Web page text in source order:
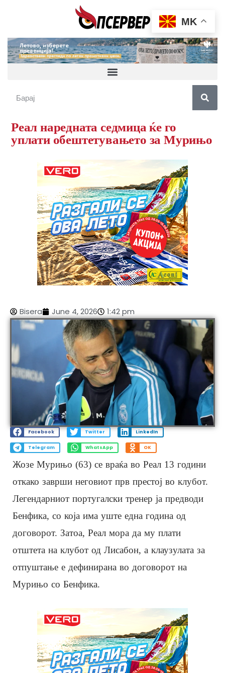
Реал наредната седмица ќе го
уплати обештетувањето за Мурињо
Bisera June 4, 2026 1:42 pm
Facebook Twitter LinkedIn
Telegram WhatsApp OK
Жозе Мурињо (63) се враќа во Реал 13 години
откако заврши неговиот прв престој во клубот.
Легендарниот португалски тренер ја предводи
Бенфика, со која има уште една година од
договорот. Затоа, Реал мора да му плати
отштета на клубот од Лисабон, а клаузулата за
отпуштање е дефинирана во договорот на
Мурињо со Бенфика.
MK